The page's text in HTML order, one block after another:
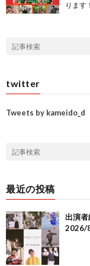
ります
twitter
Tweets by kameido_d
最近の投稿
出演
2026/